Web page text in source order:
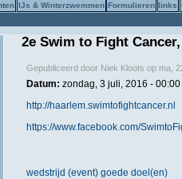
IJs & Winterzwemmen Formulieren links
2e Swim to Fight
Gepubliceerd door Niek Kloots op ma,
Datum: zondag, 3 juli, 2016 - 00:00
http://haarlem.swimtofightcancer.nl
https://www.facebook.com/
wedstrijd (event) goede doel(en)